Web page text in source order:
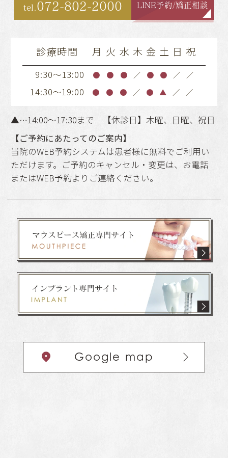
tel. 072-802-2000 LINE予約/矯正相談
診療時間 月 火 水 木 金 土 日 祝
9:30～13:00 ● ● ● ／ ● ● ／ ／
14:30～19:00 ● ● ● ／ ● ▲ ／ ／
▲…14:00～17:30まで 【休診日】木曜、日曜、祝日
【ご予約にあたってのご案内】
当院のWEB予約システムは患者様に無料でご利用い
ただけます。ご予約のキャンセル・変更は、お電話
またはWEB予約よりご連絡ください。
Google map